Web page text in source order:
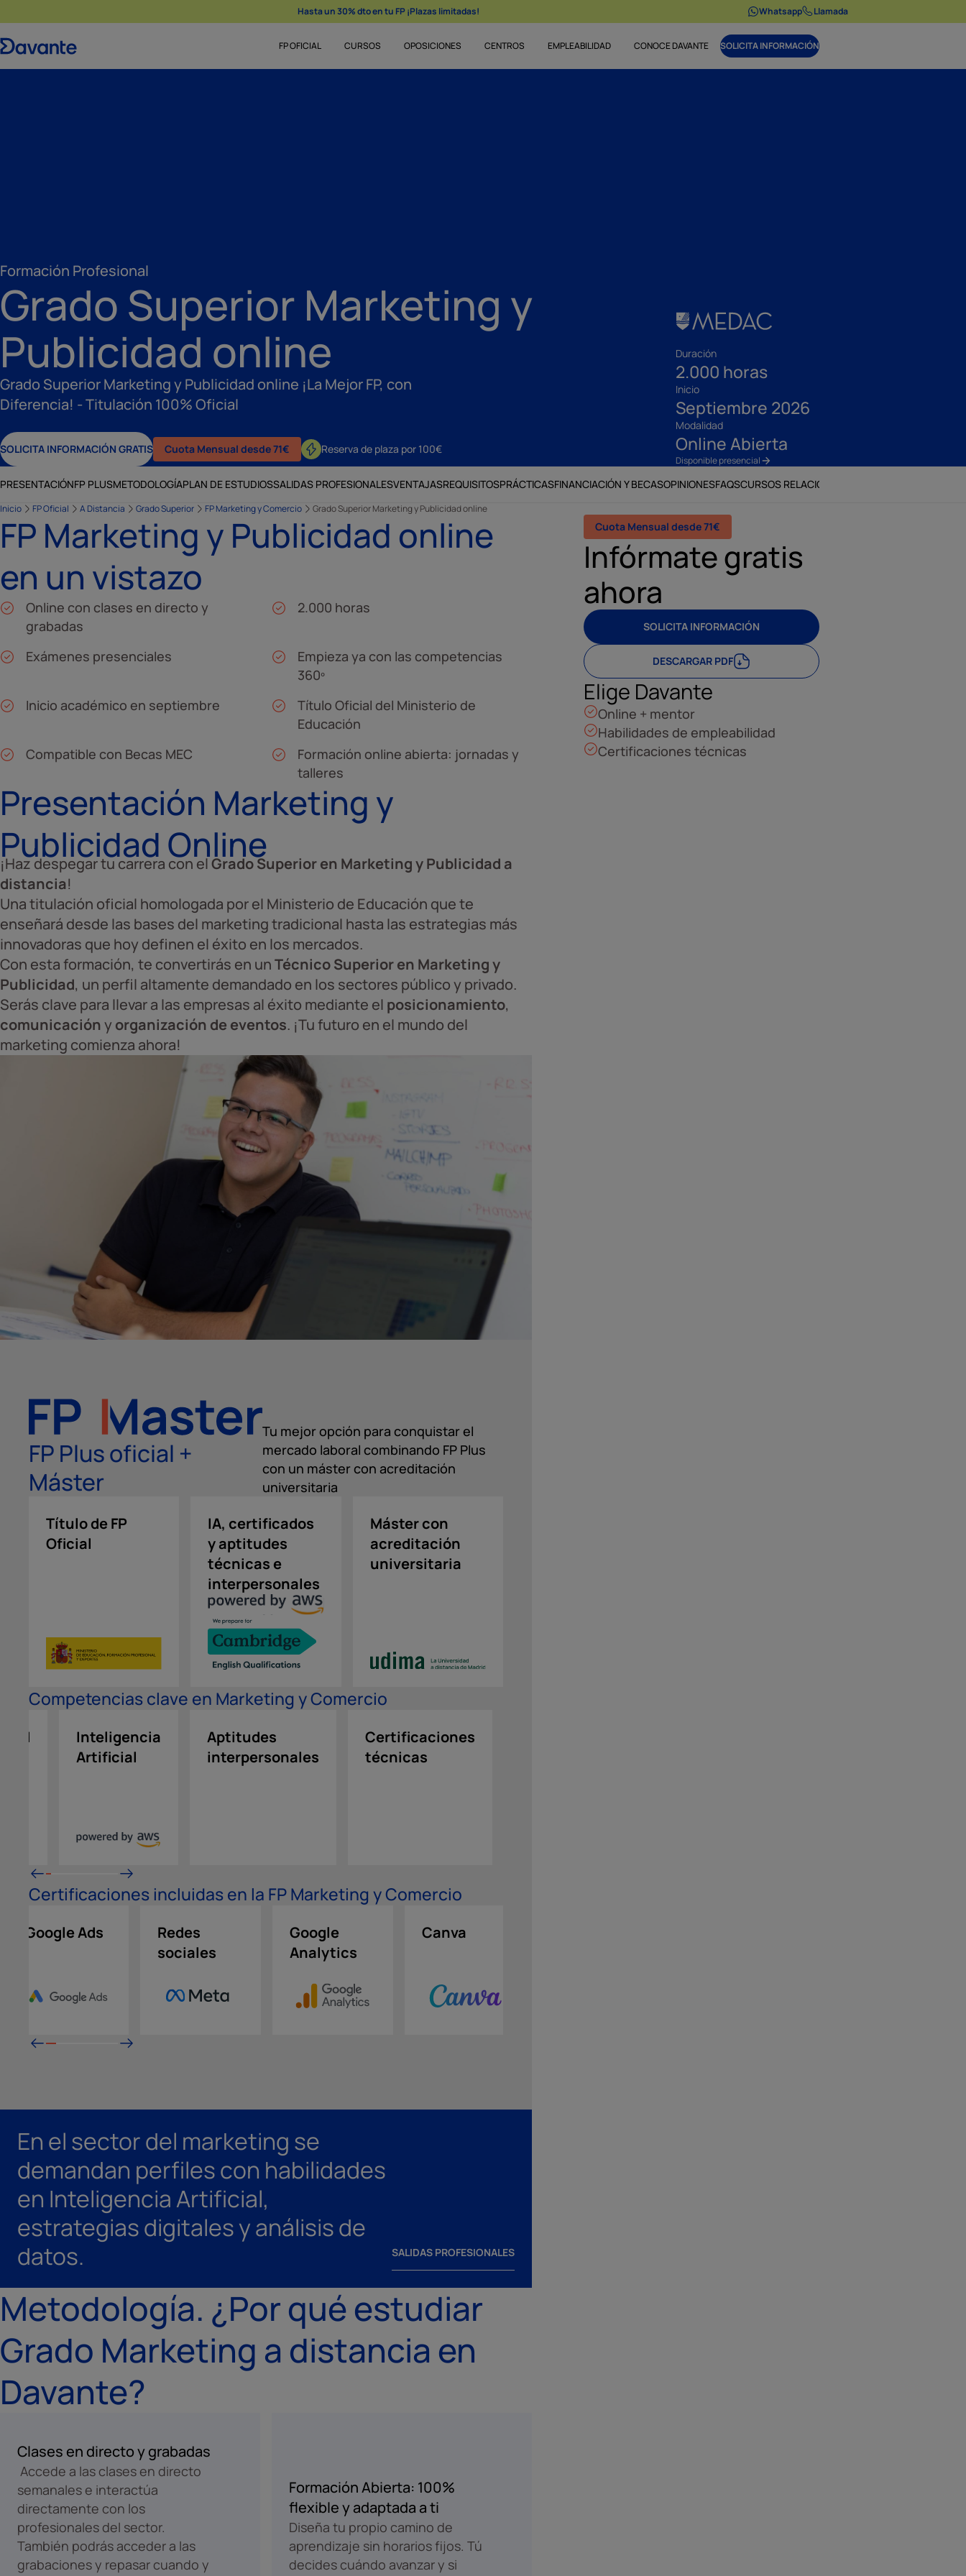
Hasta un 30% dto en tu FP ¡Plazas limitadas! Whatsapp Llamada
FP OFICIAL CURSOS OPOSICIONES CENTROS EMPLEABILIDAD CONOCE DAVANTE SOLICITA INFORMACIÓN
Formación Profesional
Grado Superior Marketing y
Publicidad online
Grado Superior Marketing y Publicidad online ¡La Mejor FP, con
Diferencia! - Titulación 100% Oficial
SOLICITA INFORMACIÓN GRATIS Cuota Mensual desde 71€ Reserva de plaza por 100€
Duración
2.000 horas
Inicio
Septiembre 2026
Modalidad
Online Abierta
Disponible presencial
PRESENTACIÓNFP PLUSMETODOLOGÍAPLAN DE ESTUDIOSSALIDAS PROFESIONALESVENTAJASREQUISITOSPRÁCTICASFINANCIACIÓN Y BECASOPINIONESFAQSCURSOS RELACIONADOS
Inicio FP Oficial A Distancia Grado Superior FP Marketing y Comercio Grado Superior Marketing y Publicidad online
FP Marketing y Publicidad online
en un vistazo
Online con clases en directo y
grabadas
2.000 horas
Exámenes presenciales
Empieza ya con las competencias
360º
Inicio académico en septiembre
Título Oficial del Ministerio de
Educación
Compatible con Becas MEC
Formación online abierta: jornadas y
talleres
Presentación Marketing y
Publicidad Online
¡Haz despegar tu carrera con elGrado Superior en Marketing y Publicidad a
distancia!
Una titulación oficial homologada por el Ministerio de Educación que te
enseñará desde las bases del marketing tradicional hasta las estrategias más
innovadoras que hoy definen el éxito en los mercados.
Con esta formación, te convertirás en unTécnico Superior en Marketing y
Publicidad, un perfil altamente demandado en los sectores público y privado.
Serás clave para llevar a las empresas al éxito mediante el posicionamiento,
comunicaciónyorganización de eventos. ¡Tu futuro en el mundo del
marketing comienza ahora!
FP Plus oficial +
Máster
Tu mejor opción para conquistar el
mercado laboral combinando FP Plus
con un máster con acreditación
universitaria
Título de FP
Oficial
IA, certificados
y aptitudes
técnicas e
interpersonales
Máster con
acreditación
universitaria
Competencias clave en Marketing y Comercio
Inteligencia
Artificial
Aptitudes
interpersonales
Certificaciones
técnicas
Certificaciones incluidas en la FP Marketing y Comercio
Google Ads
Redes
sociales
Google
Analytics
Canva
En el sector del marketing se
demandan perfiles con habilidades
en Inteligencia Artificial,
estrategias digitales y análisis de
datos.
SALIDAS PROFESIONALES
Metodología. ¿Por qué estudiar
Grado Marketing a distancia en
Davante?
Clases en directo y grabadas
Accede a las clases en directo
semanales e interactúa
directamente con los
profesionales del sector.
También podrás acceder a las
grabaciones y repasar cuando y
Formación Abierta: 100%
flexible y adaptada a ti
Diseña tu propio camino de
aprendizaje sin horarios fijos. Tú
decides cuándo avanzar y si
Cuota Mensual desde 71€
Infórmate gratis
ahora
SOLICITA INFORMACIÓN
DESCARGAR PDF
Elige Davante
Online + mentor
Habilidades de empleabilidad
Certificaciones técnicas